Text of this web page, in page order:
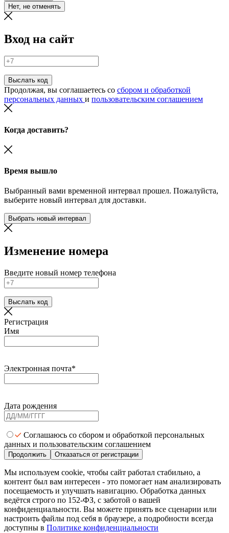
Нет, не отменять
Вход на сайт
Выслать код
Продолжая, вы соглашаетесь со сбором и обработкой
персональных данных и пользовательским соглашением
Когда доставить?
Время вышло
Выбранный вами временной интервал прошел. Пожалуйста,
выберите новый интервал для доставки.
Выбрать новый интервал
Изменение номера
Введите новый номер телефона
Выслать код
Регистрация
Имя
Электронная почта*
Дата рождения
Соглашаюсь со сбором и обработкой персональных
данных и пользовательским соглашением
Продолжить Отказаться от регистрации
Мы используем cookie, чтобы сайт работал стабильно, а
контент был вам интересен - это помогает нам анализировать
посещаемость и улучшать навигацию. Обработка данных
ведётся строго по 152-ФЗ, с заботой о вашей
конфиденциальности. Вы можете принять все сценарии или
настроить файлы под себя в браузере, а подробности всегда
доступны в Политике конфиденциальности